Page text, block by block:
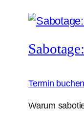
Termin buchen
Warum